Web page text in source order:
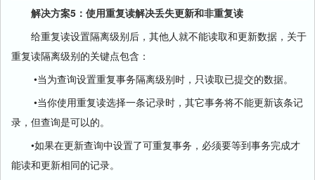
解决方案5：使用重复读解决丢失更新和非重复读
给重复读设置隔离级别后，其他人就不能读取和更新数据，关于
重复读隔离级别的关键点包含：
•当为查询设置重复事务隔离级别时，只读取已提交的数据。
•当你使用重复读选择一条记录时，其它事务将不能更新该条记
录，但查询是可以的。
•如果在更新查询中设置了可重复事务，必须要等到事务完成才
能读和更新相同的记录。